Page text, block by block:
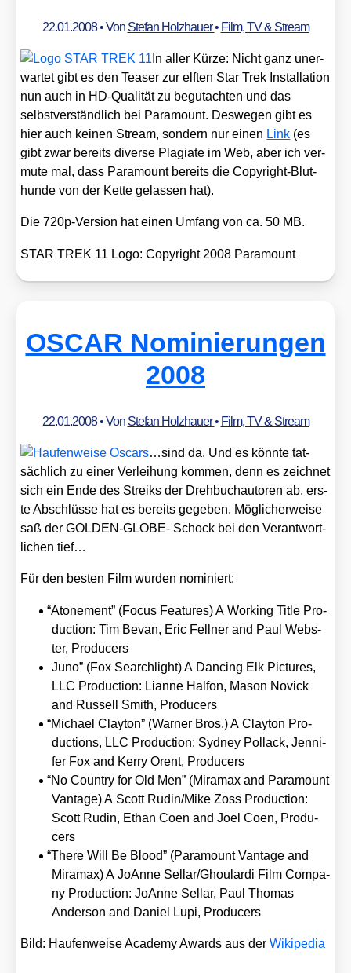
22.01.2008• Von Stefan Holzhauer• Film, TV & Stream
In aller Kür­ze: Nicht ganz uner­
war­tet gibt es den Teaser zur elf­ten Star Trek Instal­la­ti­on
nun auch in HD-Qua­li­tät zu begut­ach­ten und das
selbst­ver­ständ­lich bei Para­mount. Des­we­gen gibt es
hier auch kei­nen Stream, son­dern nur einen Link (es
gibt zwar bereits diver­se Pla­gia­te im Web, aber ich ver­
mu­te mal, dass Para­mount bereits die Copy­right-Blut­
hun­de von der Ket­te gelas­sen hat).
Die 720p-Ver­si­on hat einen Umfang von ca. 50 MB.
STAR TREK 11 Logo: Copy­right 2008 Para­mount
OSCAR Nominierungen
2008
22.01.2008• Von Stefan Holzhauer• Film, TV & Stream
…sind da. Und es könn­te tat­
säch­lich zu einer Ver­lei­hung kom­men, denn es zeich­net
sich ein Ende des Streiks der Dreh­buch­au­to­ren ab, ers­
te Abschlüs­se hat es bereits gege­ben. Mög­li­cher­wei­se
saß der GOLDEN-GLOBE- Schock bei den Ver­ant­wort­
li­chen tief…
Für den bes­ten Film wur­den nomi­niert:
“Ato­ne­ment” (Focus Fea­tures) A Working Title Pro­
duc­tion: Tim Bevan, Eric Fell­ner and Paul Webs­
ter, Pro­du­cers
Juno” (Fox Search­light) A Dancing Elk Pic­tures,
LLC Pro­duc­tion: Lian­ne Hal­fon, Mason Novick
and Rus­sell Smith, Pro­du­cers
“Micha­el Clay­ton” (War­ner Bros.) A Clay­ton Pro­
duc­tions, LLC Pro­duc­tion: Syd­ney Pol­lack, Jen­ni­
fer Fox and Ker­ry Orent, Pro­du­cers
“No Coun­try for Old Men” (Mira­max and Para­mount
Van­ta­ge) A Scott Rudin/​Mike Zoss Pro­duc­tion:
Scott Rudin, Ethan Coen and Joel Coen, Pro­du­
cers
“The­re Will Be Blood” (Para­mount Van­ta­ge and
Mira­max) A JoAn­ne Sellar/​Ghoulardi Film Com­pa­
ny Pro­duc­tion: JoAn­ne Sel­lar, Paul Tho­mas
Ander­son and Dani­el Lupi, Pro­du­cers
Bild: Hau­fen­wei­se Aca­de­my Awards aus derWiki­pe­dia